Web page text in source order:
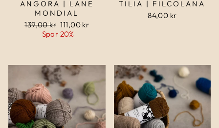
ANGORA | LANE
MONDIAL
Normalpris
139,00 kr Udsalgspris
111,00 kr
Spar 20%
TILIA | FILCOLANA
84,00 kr